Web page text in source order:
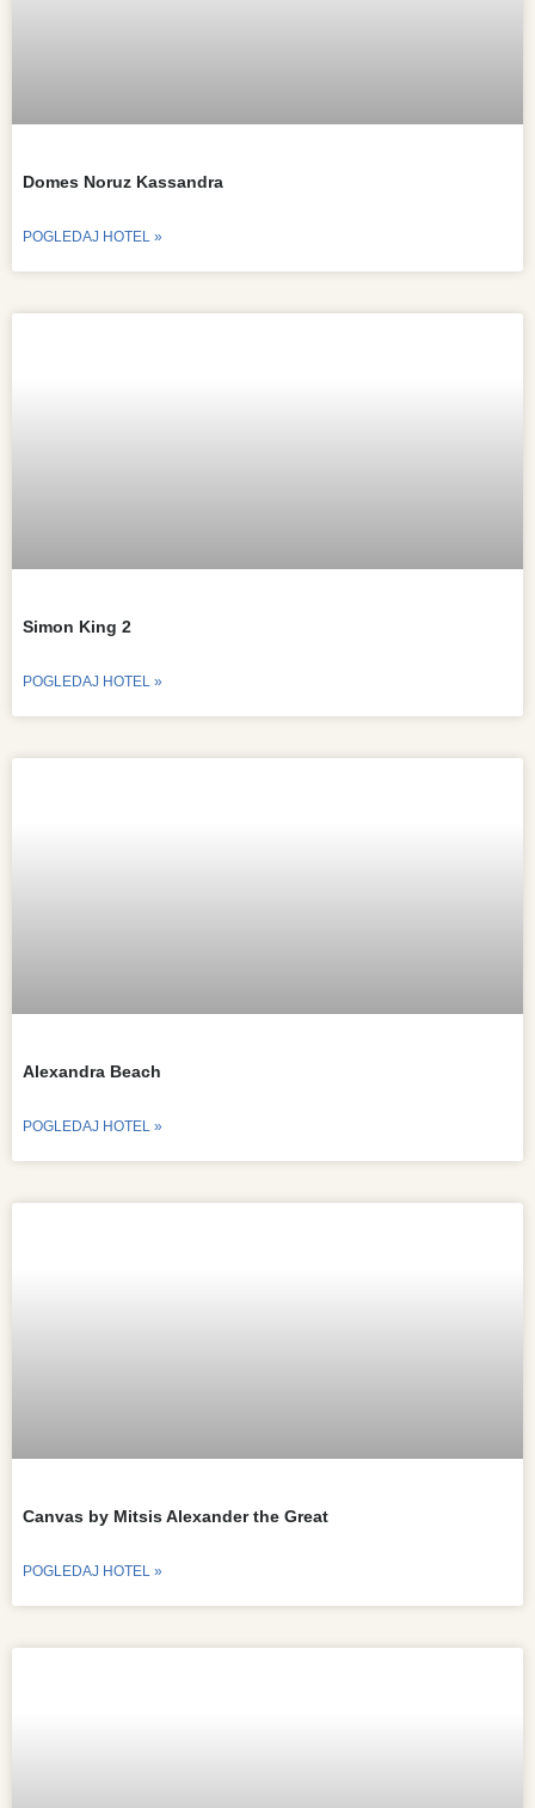
Domes Noruz Kassandra
POGLEDAJ HOTEL »
Simon King 2
POGLEDAJ HOTEL »
Alexandra Beach
POGLEDAJ HOTEL »
Canvas by Mitsis Alexander the Great
POGLEDAJ HOTEL »